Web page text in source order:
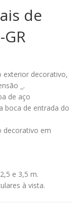
de
exterior decorativo,
_.
de aço
boca de entrada do
decorativo em
e 3,5 m.
à vista.